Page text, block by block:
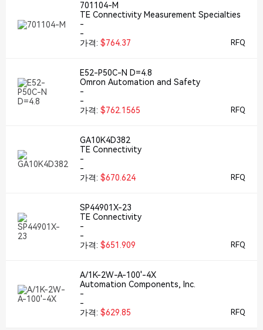
701104-M
TE Connectivity Measurement Specialties
-
-
가격: $764.37 RFQ
E52-P50C-N D=4.8
Omron Automation and Safety
-
-
가격: $762.1565 RFQ
GA10K4D382
TE Connectivity
-
-
가격: $670.624 RFQ
SP44901X-23
TE Connectivity
-
-
가격: $651.909 RFQ
A/1K-2W-A-100'-4X
Automation Components, Inc.
-
-
가격: $629.85 RFQ